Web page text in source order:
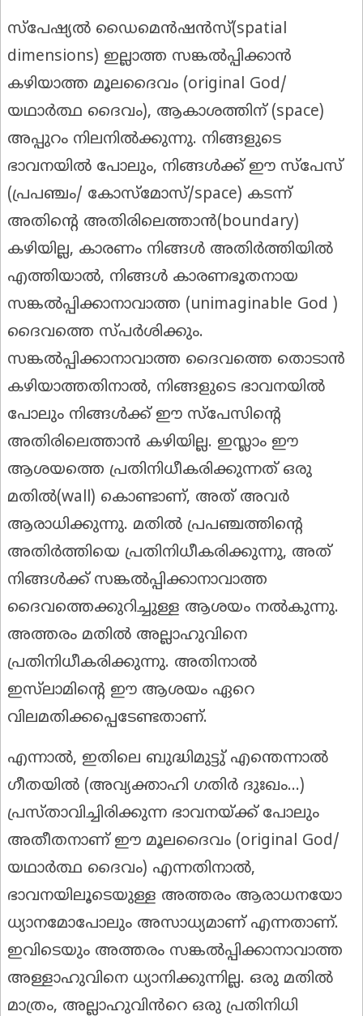
സ്പേഷ്യൽ ഡൈമെൻഷൻസ്(spatial
dimensions) ഇല്ലാത്ത സങ്കൽപ്പിക്കാൻ
കഴിയാത്ത മൂലദൈവം (original God/
യഥാർത്ഥ ദൈവം), ആകാശത്തിന് (space)
അപ്പുറം നിലനിൽക്കുന്നു. നിങ്ങളുടെ
ഭാവനയിൽ പോലും, നിങ്ങൾക്ക് ഈ സ്പേസ്
(പ്രപഞ്ചം/ കോസ്മോസ്/space) കടന്ന്
അതിന്റെ അതിരിലെത്താൻ(boundary)
കഴിയില്ല, കാരണം നിങ്ങൾ അതിർത്തിയിൽ
എത്തിയാൽ, നിങ്ങൾ കാരണഭൂതനായ
സങ്കൽപ്പിക്കാനാവാത്ത (unimaginable God )
ദൈവത്തെ സ്പർശിക്കും.
സങ്കൽപ്പിക്കാനാവാത്ത ദൈവത്തെ തൊടാൻ
കഴിയാത്തതിനാൽ, നിങ്ങളുടെ ഭാവനയിൽ
പോലും നിങ്ങൾക്ക് ഈ സ്പേസിന്റെ
അതിരിലെത്താൻ കഴിയില്ല. ഇസ്ലാം ഈ
ആശയത്തെ പ്രതിനിധീകരിക്കുന്നത് ഒരു
മതിൽ(wall) കൊണ്ടാണ്, അത് അവർ
ആരാധിക്കുന്നു. മതിൽ പ്രപഞ്ചത്തിന്റെ
അതിർത്തിയെ പ്രതിനിധീകരിക്കുന്നു, അത്
നിങ്ങൾക്ക് സങ്കൽപ്പിക്കാനാവാത്ത
ദൈവത്തെക്കുറിച്ചുള്ള ആശയം നൽകുന്നു.
അത്തരം മതിൽ അല്ലാഹുവിനെ
പ്രതിനിധീകരിക്കുന്നു. അതിനാൽ
ഇസ്‌ലാമിന്റെ ഈ ആശയം ഏറെ
വിലമതിക്കപ്പെടേണ്ടതാണ്.
എന്നാൽ, ഇതിലെ ബുദ്ധിമുട്ടു് എന്തെന്നാൽ
ഗീതയിൽ (അവ്യക്താഹി ഗതിർ ദുഃഖം...)
പ്രസ്താവിച്ചിരിക്കുന്ന ഭാവനയ്‌ക്ക് പോലും
അതീതനാണ് ഈ മൂലദൈവം (original God/
യഥാർത്ഥ ദൈവം) എന്നതിനാൽ,
ഭാവനയിലൂടെയുള്ള അത്തരം ആരാധനയോ
ധ്യാനമോപോലും അസാധ്യമാണ് എന്നതാണ്.
ഇവിടെയും അത്തരം സങ്കൽപ്പിക്കാനാവാത്ത
അള്ളാഹുവിനെ ധ്യാനിക്കുന്നില്ല. ഒരു മതിൽ
മാത്രം, അല്ലാഹുവിൻറെ ഒരു പ്രതിനിധി